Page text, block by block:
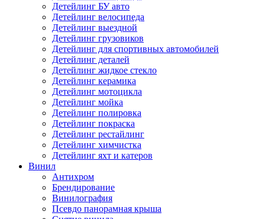
Детейлинг БУ авто
Детейлинг велосипеда
Детейлинг выездной
Детейлинг грузовиков
Детейлинг для спортивных автомобилей
Детейлинг деталей
Детейлинг жидкое стекло
Детейлинг керамика
Детейлинг мотоцикла
Детейлинг мойка
Детейлинг полировка
Детейлинг покраска
Детейлинг рестайлинг
Детейлинг химчистка
Детейлинг яхт и катеров
Винил
Антихром
Брендирование
Винилография
Псевдо панорамная крыша